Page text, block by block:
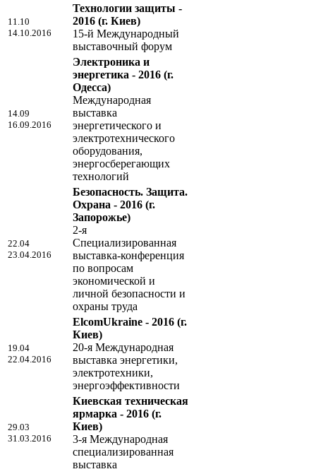
11.10
14.10.2016
Технологии защиты -
2016 (г. Киев)
15-й Международный
выставочный форум
14.09
16.09.2016
Электроника и
энергетика - 2016 (г.
Одесса)
Международная
выставка
энергетического и
электротехнического
оборудования,
энергосберегающих
технологий
22.04
23.04.2016
Безопасность. Защита.
Охрана - 2016 (г.
Запорожье)
2-я
Специализированная
выставка-конференция
по вопросам
экономической и
личной безопасности и
охраны труда
19.04
22.04.2016
ElcomUkraine - 2016 (г.
Киев)
20-я Международная
выставка энергетики,
электротехники,
энергоэффективности
29.03
31.03.2016
Киевская техническая
ярмарка - 2016 (г.
Киев)
3-я Международная
специализированная
выставка